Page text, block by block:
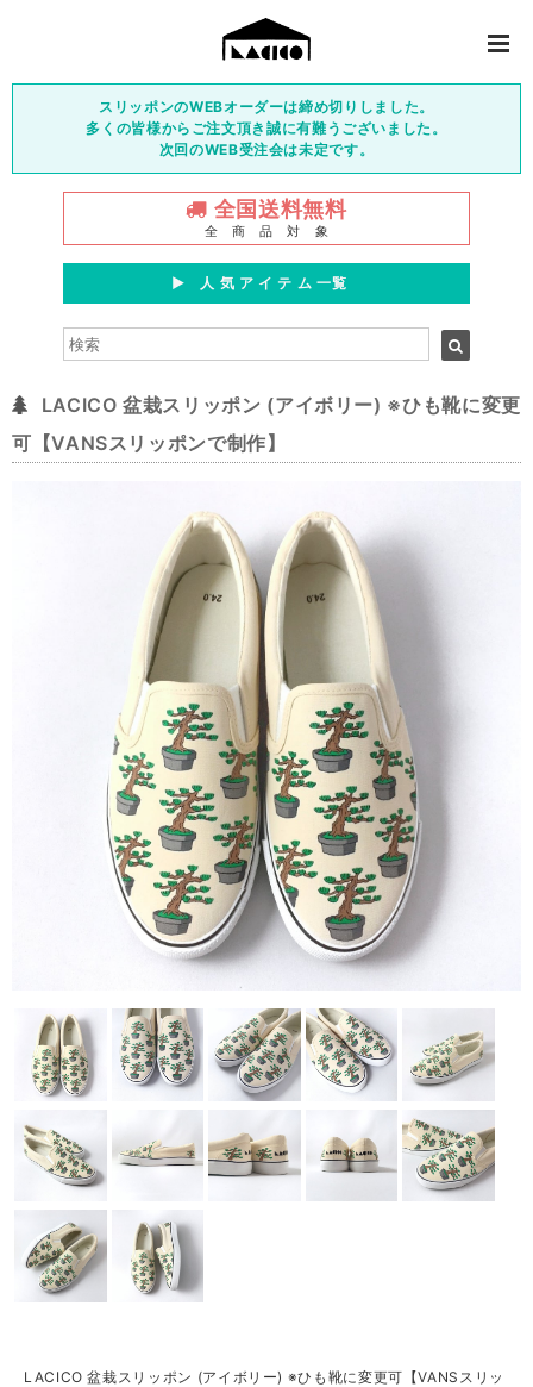
スリッポンのWEBオーダーは締め切りしました。
多くの皆様からご注文頂き誠に有難うございました。
次回のWEB受注会は未定です。
全国送料無料
全 商 品 対 象
▶︎ 人 気 ア イ テ ム 一覧
LACICO 盆栽スリッポン (アイボリー) ※ひも靴に変更
可【VANSスリッポンで制作】
LACICO 盆栽スリッポン (アイボリー) ※ひも靴に変更可【VANSスリッ